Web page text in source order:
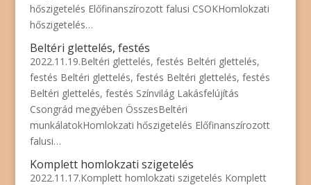
hőszigetelés Előfinanszírozott falusi CSOKHomlokzati
hőszigetelés…
Beltéri glettelés, festés
2022.11.19.Beltéri glettelés, festés Beltéri glettelés,
festés Beltéri glettelés, festés Beltéri glettelés, festés
Beltéri glettelés, festés Színvilág Lakásfelújítás
Csongrád megyében ÖsszesBeltéri
munkálatokHomlokzati hőszigetelés Előfinanszírozott
falusi…
Komplett homlokzati szigetelés
2022.11.17.Komplett homlokzati szigetelés Komplett